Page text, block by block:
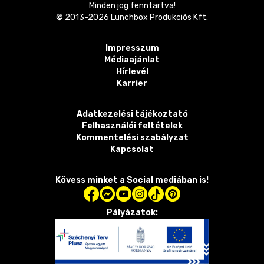
Minden jog fenntartva!
© 2013-2026 Lunchbox Produkciós Kft.
Impresszum
Médiaajánlat
Hírlevél
Karrier
Adatkezelési tájékoztató
Felhasználói feltételek
Kommentelési szabályzat
Kapcsolat
Kövess minket a Social mediában is!
Pályázatok: